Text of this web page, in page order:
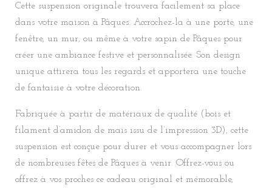
Cette suspension originale trouvera facilement sa place
dans votre maison à Pâques. Accrochez-la à une porte, une
fenêtre, un mur, ou même à votre sapin de Pâques pour
créer une ambiance festive et personnalisée. Son design
unique attirera tous les regards et apportera une touche
de fantaisie à votre décoration.
Fabriquée à partir de matériaux de qualité (bois et
filament d’amidon de maïs issu de l’impression 3D), cette
suspension est conçue pour durer et vous accompagner lors
de nombreuses fêtes de Pâques à venir. Offrez-vous ou
offrez à vos proches ce cadeau original et mémorable,